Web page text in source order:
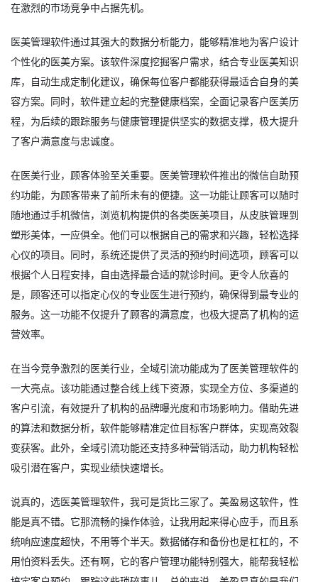
在激烈的市场竞争中占据先机。
医美管理软件通过其强大的数据分析能力，能够精准地为客户设计
个性化的医美方案。该软件深度挖掘客户需求，结合专业医美知识
库，自动生成定制化建议，确保每位客户都能获得最适合自身的美
容方案。同时，软件建立起的完整健康档案，全面记录客户医美历
程，为后续的跟踪服务与健康管理提供坚实的数据支撑，极大提升
了客户满意度与忠诚度。
在医美行业，顾客体验至关重要。医美管理软件推出的微信自助预
约功能，为顾客带来了前所未有的便捷。这一功能让顾客可以随时
随地通过手机微信，浏览机构提供的各类医美项目，从皮肤管理到
塑形美体，一应俱全。他们可以根据自己的需求和兴趣，轻松选择
心仪的项目。同时，系统还提供了灵活的预约时间选项，顾客可以
根据个人日程安排，自由选择最合适的就诊时间。更令人欣喜的
是，顾客还可以指定心仪的专业医生进行预约，确保得到最专业的
服务。这一功能不仅提升了顾客的满意度，也极大提高了机构的运
营效率。
在当今竞争激烈的医美行业，全域引流功能成为了医美管理软件的
一大亮点。该功能通过整合线上线下资源，实现全方位、多渠道的
客户引流，有效提升了机构的品牌曝光度和市场影响力。借助先进
的算法和数据分析，软件能够精准定位目标客户群体，实现高效裂
变获客。此外，全域引流功能还支持多种营销活动，助力机构轻松
吸引潜在客户，实现业绩快速增长。
说真的，选医美管理软件，我可是货比三家了。美盈易这软件，性
能是真不错。它那流畅的操作体验，让我用起来得心应手，而且系
统响应速度超快，不用等个半天。数据储存和备份也是杠杠的，不
用怕资料丢失。还有啊，它的客户管理功能特别强大，能帮我轻松